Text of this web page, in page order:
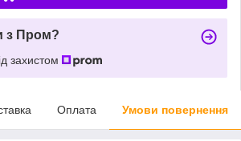
з Пром?
захистом
Оплата Умови повернення